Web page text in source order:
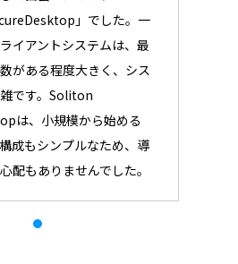
」でした。一
イアントシステムは、最
がある程度大きく、シス
です。Soliton
は、小規模から始める
成もシンプルなため、導
配もありませんでした。